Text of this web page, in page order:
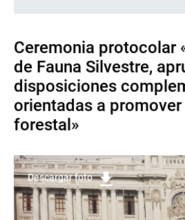
Ceremonia protocolar
de Fauna Silvestre,
disposiciones
orientadas a
forestal»
Descargar foto